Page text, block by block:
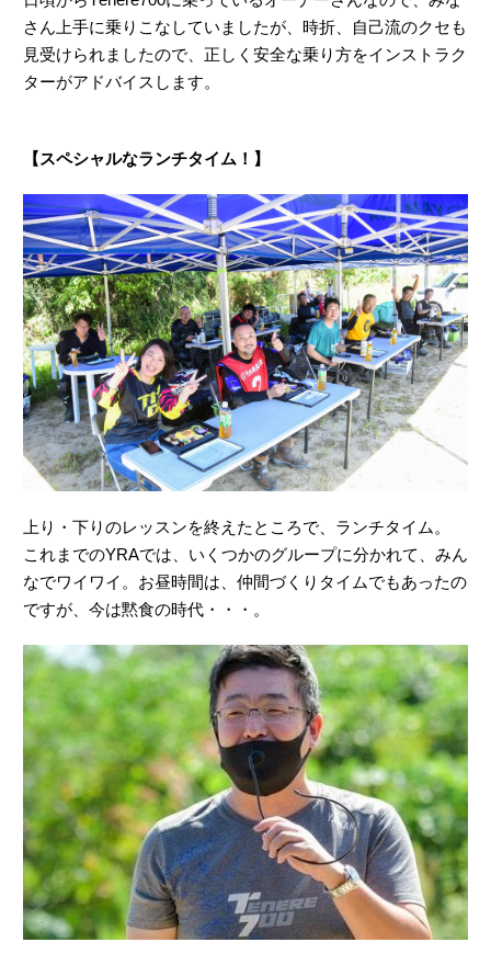
【スペシャルなランチタイム！】
上り・下りのレッスンを終えたところで、ランチタイム。
これまでのYRAでは、いくつかのグループに分かれて、みん
なでワイワイ。お昼時間は、仲間づくりタイムでもあったの
ですが、今は黙食の時代・・・。
と、そんなさみしいランチタイムに、食事を終えた頃合いを
見計らって登場したのが、Ténéré700の開発プロジェクトリ
ーダーを務めた白石さん。Ténéré700が得意とするオフロー
ドで、Ténéré700のオーナーさんがレッスンを受けると聞い